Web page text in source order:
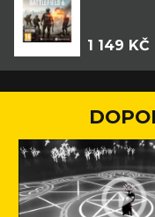
1 149 KČ